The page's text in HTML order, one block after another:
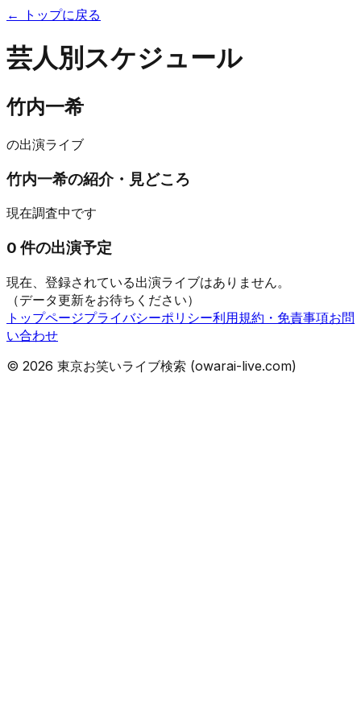
← トップに戻る
芸人別スケジュール
竹内一希
の出演ライブ
竹内一希の紹介・見どころ
現在調査中です
0 件の出演予定
現在、登録されている出演ライブはありません。
（データ更新をお待ちください）
トップページプライバシーポリシー利用規約・免責事項お問
い合わせ
© 2026 東京お笑いライブ検索 (owarai-live.com)